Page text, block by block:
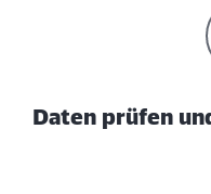
Daten prüfen